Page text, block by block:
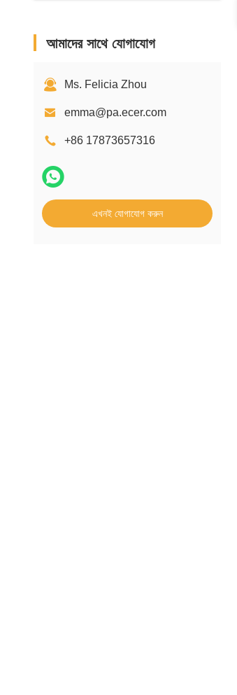
আমাদের সাথে যোগাযোগ
Ms. Felicia Zhou
emma@pa.ecer.com
+86 17873657316
এখনই যোগাযোগ করুন